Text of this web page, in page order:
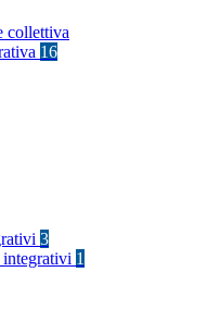
collettiva
16
3
1